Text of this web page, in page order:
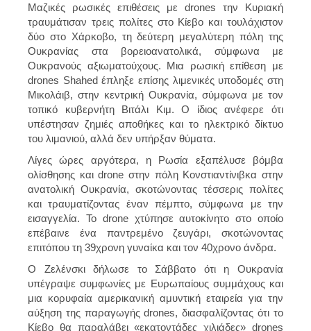
Μαζικές ρωσικές επιθέσεις με drones την Κυριακή
τραυμάτισαν τρεις πολίτες στο Κίεβο και τουλάχιστον
δύο στο Χάρκοβο, τη δεύτερη μεγαλύτερη πόλη της
Ουκρανίας στα βορειοανατολικά, σύμφωνα με
Ουκρανούς αξιωματούχους. Μια ρωσική επίθεση με
drones Shahed έπληξε επίσης λιμενικές υποδομές στη
Μικολάιβ, στην κεντρική Ουκρανία, σύμφωνα με τον
τοπικό κυβερνήτη Βιτάλι Κιμ. Ο ίδιος ανέφερε ότι
υπέστησαν ζημιές αποθήκες και το ηλεκτρικό δίκτυο
του λιμανιού, αλλά δεν υπήρξαν θύματα.
Λίγες ώρες αργότερα, η Ρωσία εξαπέλυσε βόμβα
ολίσθησης και drone στην πόλη Κονστιαντίνιβκα στην
ανατολική Ουκρανία, σκοτώνοντας τέσσερις πολίτες
και τραυματίζοντας έναν πέμπτο, σύμφωνα με την
εισαγγελία. Το drone χτύπησε αυτοκίνητο στο οποίο
επέβαινε ένα παντρεμένο ζευγάρι, σκοτώνοντας
επιτόπου τη 39χρονη γυναίκα και τον 40χρονο άνδρα.
Ο Ζελένσκι δήλωσε το Σάββατο ότι η Ουκρανία
υπέγραψε συμφωνίες με Ευρωπαίους συμμάχους και
μια κορυφαία αμερικανική αμυντική εταιρεία για την
αύξηση της παραγωγής drones, διασφαλίζοντας ότι το
Κίεβο θα παραλάβει «εκατοντάδες χιλιάδες» drones